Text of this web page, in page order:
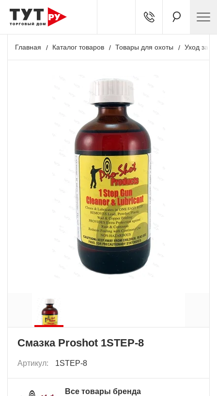
Главная Каталог товаров Товары для охоты Уход за
Смазка Proshot 1STEP-8
Артикул: 1STEP-8
Все товары бренда